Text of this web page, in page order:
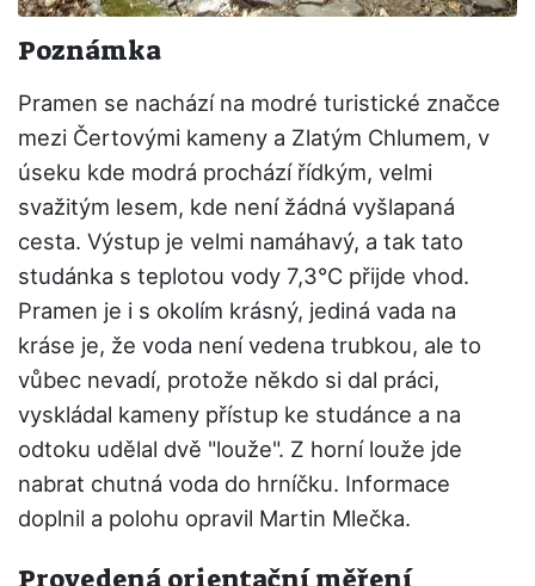
Poznámka
Pramen se nachází na modré turistické značce
mezi Čertovými kameny a Zlatým Chlumem, v
úseku kde modrá prochází řídkým, velmi
svažitým lesem, kde není žádná vyšlapaná
cesta. Výstup je velmi namáhavý, a tak tato
studánka s teplotou vody 7,3°C přijde vhod.
Pramen je i s okolím krásný, jediná vada na
kráse je, že voda není vedena trubkou, ale to
vůbec nevadí, protože někdo si dal práci,
vyskládal kameny přístup ke studánce a na
odtoku udělal dvě "louže". Z horní louže jde
nabrat chutná voda do hrníčku. Informace
doplnil a polohu opravil Martin Mlečka.
Provedená orientační měření